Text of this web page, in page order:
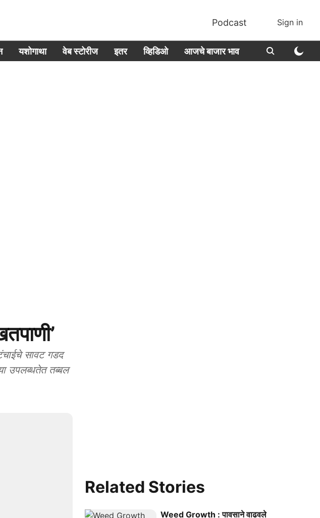
Podcast Sign in
यशोगाथा वेब स्टोरीज इतर व्हिडिओ आजचे बाजार भाव
सावट गडद
उपलब्धतेत तब्बल
Related Stories
Weed Growth : पावसाने वाढवले